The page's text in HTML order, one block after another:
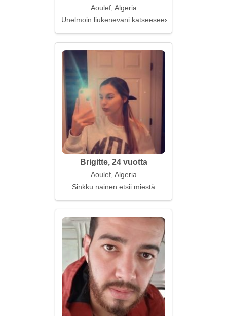
Aoulef, Algeria
Unelmoin liukenevani katseeseesi
Brigitte, 24 vuotta
Aoulef, Algeria
Sinkku nainen etsii miestä